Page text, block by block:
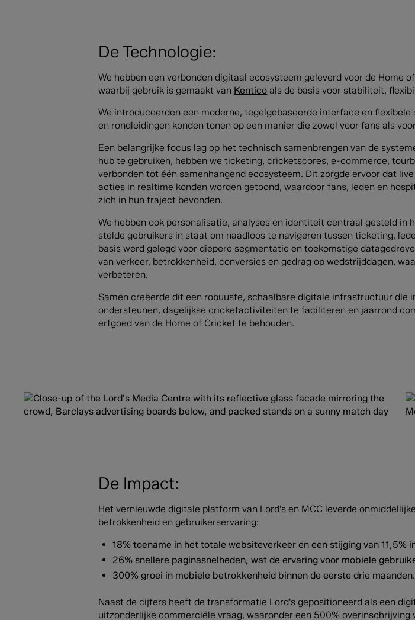
De Technologie:
We hebben een verbonden digitaal ecosysteem geleverd voor de Home
waarbij gebruik is gemaakt van Kentico als de basis voor stabiliteit,
We introduceerden een moderne, tegelgebaseerde interface en
en rondleidingen konden tonen op een manier die zowel voor fans als
Een belangrijke focus lag op het technisch samenbrengen van de
hub te gebruiken, hebben we ticketing, cricketscores, e-commerce,
verbonden tot één samenhangend ecosysteem. Dit zorgde ervoor dat
acties in realtime konden worden getoond, waardoor fans, leden en
zich in hun traject bevonden.
We hebben ook personalisatie, analyses en identiteit centraal gesteld
stelde gebruikers in staat om naadloos te navigeren tussen ticketing,
basis werd gelegd voor diepere segmentatie en toekomstige
van verkeer, betrokkenheid, conversies en gedrag op wedstrijddagen,
verbeteren.
Samen creëerde dit een robuuste, schaalbare digitale infrastructuur die
ondersteunen, dagelijkse cricketactiviteiten te faciliteren en jaarrond
erfgoed van de Home of Cricket te behouden.
De Impact:
Het vernieuwde digitale platform van Lord's en MCC leverde
betrokkenheid en gebruikerservaring:
18% toename in het totale websiteverkeer en een stijging van 11,5%
26% snellere paginasnelheden, wat de ervaring voor mobiele
300% groei in mobiele betrokkenheid binnen de eerste drie maanden.
Naast de cijfers heeft de transformatie Lord's gepositioneerd als een
uitzonderlijke commerciële vraag, waaronder een 500%